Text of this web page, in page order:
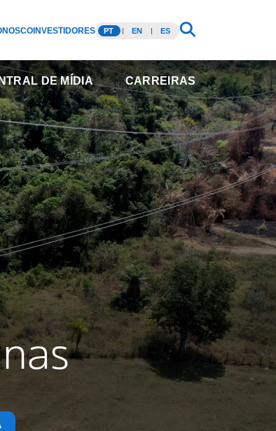
INVESTIDORES PT EN ES
DE MÍDIA CARREIRAS